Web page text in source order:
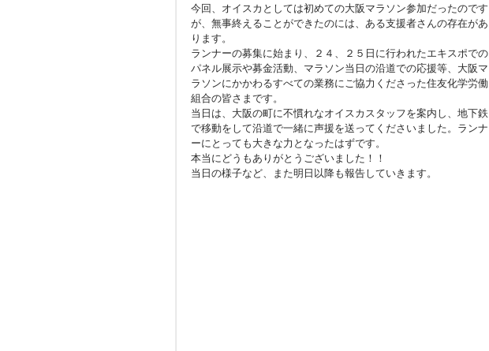
今回、オイスカとしては初めての大阪マラソン参加だったのです
が、無事終えることができたのには、ある支援者さんの存在があ
ります。
ランナーの募集に始まり、２４、２５日に行われたエキスポでの
パネル展示や募金活動、マラソン当日の沿道での応援等、大阪マ
ラソンにかかわるすべての業務にご協力くださった住友化学労働
組合の皆さまです。
当日は、大阪の町に不慣れなオイスカスタッフを案内し、地下鉄
で移動をして沿道で一緒に声援を送ってくださいました。ランナ
ーにとっても大きな力となったはずです。
本当にどうもありがとうございました！！
当日の様子など、また明日以降も報告していきます。